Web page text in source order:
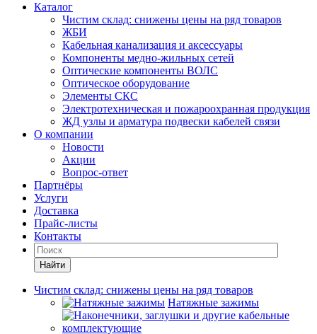
Каталог
Чистим склад: снижены цены на ряд товаров
ЖБИ
Кабельная канализация и аксессуары
Компоненты медно-жильных сетей
Оптические компоненты ВОЛС
Оптическое оборудование
Элементы СКС
Электротехническая и пожароохранная продукция
ЖД узлы и арматура подвески кабелей связи
О компании
Новости
Акции
Вопрос-ответ
Партнёры
Услуги
Доставка
Прайс-листы
Контакты
Найти
Чистим склад: снижены цены на ряд товаров
Натяжные зажимы